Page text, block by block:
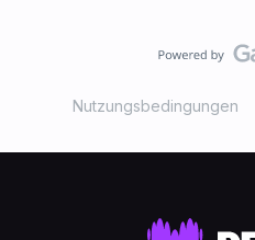
Nutzungsbedingungen